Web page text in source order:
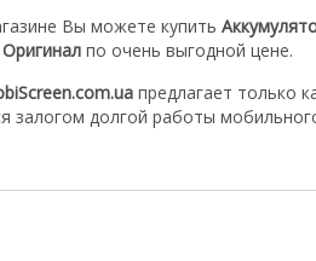
Вы можете купить
по очень выгодной цене.
предлагает только
залогом долгой работы